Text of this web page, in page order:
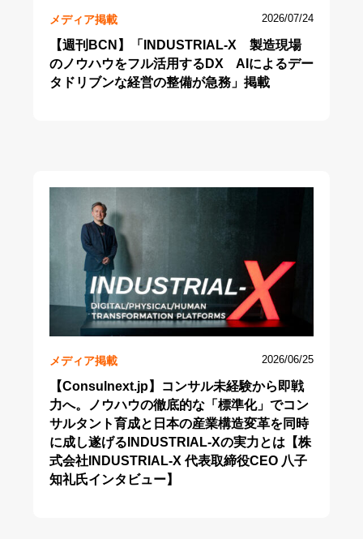
メディア掲載 2026/07/24
【週刊BCN】「INDUSTRIAL-X 製造現場
のノウハウをフル活用するDX AIによるデー
タドリブンな経営の整備が急務」掲載
メディア掲載 2026/06/25
【Consulnext.jp】コンサル未経験から即戦
力へ。ノウハウの徹底的な「標準化」でコン
サルタント育成と日本の産業構造変革を同時
に成し遂げるINDUSTRIAL-Xの実力とは【株
式会社INDUSTRIAL-X 代表取締役CEO 八子
知礼氏インタビュー】